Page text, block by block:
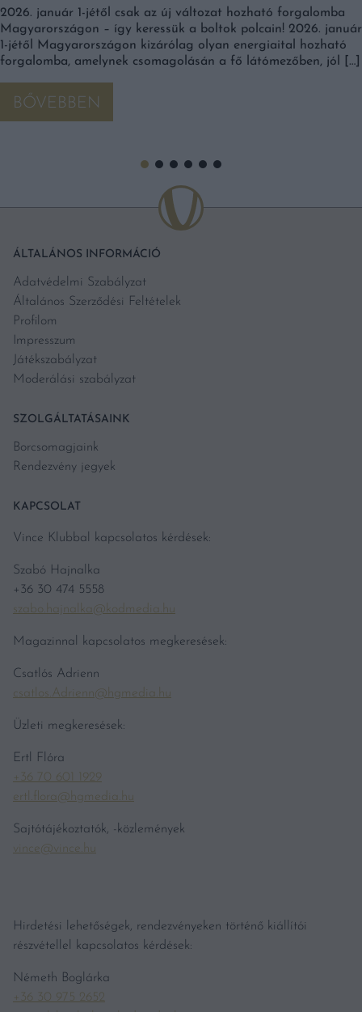
2026. január 1-jétől csak az új változat hozható forgalomba
Magyarországon – így keressük a boltok polcain! 2026. január
1-jétől Magyarországon kizárólag olyan energiaital hozható
forgalomba, amelynek csomagolásán a fő látómezőben, jól […]
BŐVEBBEN
ÁLTALÁNOS INFORMÁCIÓ
Adatvédelmi Szabályzat
Általános Szerződési Feltételek
Profilom
Impresszum
Játékszabályzat
Moderálási szabályzat
SZOLGÁLTATÁSAINK
Borcsomagjaink
Rendezvény jegyek
KAPCSOLAT
Vince Klubbal kapcsolatos kérdések:
Szabó Hajnalka
+36 30 474 5558
szabo.hajnalka@kodmedia.hu
Magazinnal kapcsolatos megkeresések:
Csatlós Adrienn
csatlos.Adrienn@hgmedia.hu
Üzleti megkeresések:
Ertl Flóra
+36 70 601 1929
ertl.flora@hgmedia.hu
Sajtótájékoztatók, -közlemények
vince@vince.hu
Hirdetési lehetőségek, rendezvényeken történő kiállítói
részvétellel kapcsolatos kérdések:
Németh Boglárka
+36 30 975 2652